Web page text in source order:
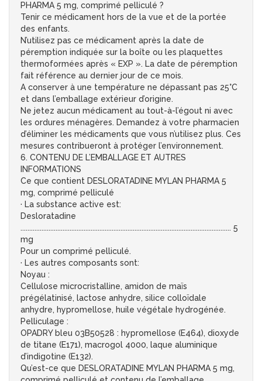
PHARMA 5 mg, comprimé pelliculé ?
Tenir ce médicament hors de la vue et de la portée
des enfants.
N’utilisez pas ce médicament après la date de
péremption indiquée sur la boîte ou les plaquettes
thermoformées après « EXP ». La date de péremption
fait référence au dernier jour de ce mois.
A conserver à une température ne dépassant pas 25°C
et dans l’emballage extérieur d’origine.
Ne jetez aucun médicament au tout-à-l’égout ni avec
les ordures ménagères. Demandez à votre pharmacien
d’éliminer les médicaments que vous n’utilisez plus. Ces
mesures contribueront à protéger l’environnement.
6. CONTENU DE L’EMBALLAGE ET AUTRES
INFORMATIONS
Ce que contient DESLORATADINE MYLAN PHARMA 5
mg, comprimé pelliculé
· La substance active est:
Desloratadine
........................................................................................................................ 5
mg
Pour un comprimé pelliculé.
· Les autres composants sont:
Noyau :
Cellulose microcristalline, amidon de maïs
prégélatinisé, lactose anhydre, silice colloïdale
anhydre, hypromellose, huile végétale hydrogénée.
Pelliculage :
OPADRY bleu 03B50528 : hypromellose (E464), dioxyde
de titane (E171), macrogol 4000, laque aluminique
d’indigotine (E132).
Qu’est-ce que DESLORATADINE MYLAN PHARMA 5 mg,